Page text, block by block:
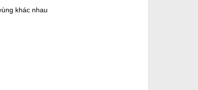
khác nhau